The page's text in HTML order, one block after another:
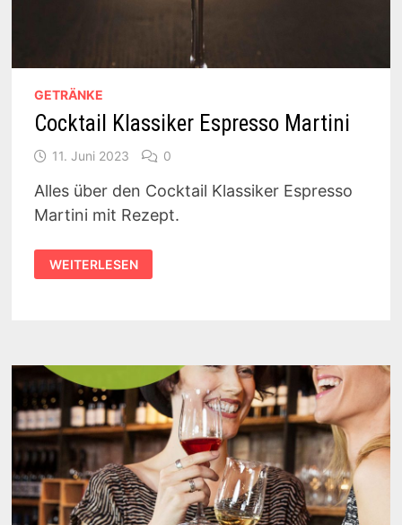
GETRÄNKE
Cocktail Klassiker Espresso Martini
11. Juni 2023 0
Alles über den Cocktail Klassiker Espresso
Martini mit Rezept.
COCKTAIL
KLASSIKER
ESPRESSO
WEITERLESEN